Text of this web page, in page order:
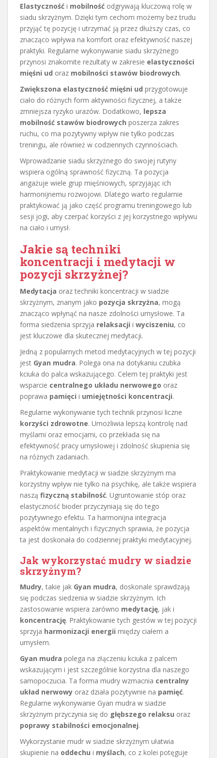
Elastyczność i mobilność odgrywają kluczową rolę w
siadu skrzyżnym. Dzięki tym cechom możemy bez trudu
przyjąć tę pozycję i utrzymać ją przez dłuższy czas, co
znacząco wpływa na komfort oraz efektywność naszej
praktyki. Regularne wykonywanie siadu skrzyżnego
przynosi znakomite rezultaty w zakresie elastyczności
mięśni ud oraz mobilności stawów biodrowych.
Zwiększona elastyczność mięśni ud przygotowuje
ciało do różnych form aktywności fizycznej, a także
zmniejsza ryzyko urazów. Dodatkowo, lepsza
mobilność stawów biodrowych poszerza zakres
ruchu, co ma pozytywny wpływ nie tylko podczas
treningu, ale również w codziennych czynnościach.
Wprowadzanie siadu skrzyżnego do swojej rutyny
wspiera ogólną sprawność fizyczną. Ta pozycja
angażuje wiele grup mięśniowych, sprzyjając ich
harmonijnemu rozwojowi. Dlatego warto regularnie
praktykować ją jako część programu treningowego lub
sesji jogi, aby czerpać korzyści z jej korzystnego wpływu
na ciało i umysł.
Jakie są techniki
koncentracji i medytacji w
pozycji skrzyżnej?
Medytacja oraz techniki koncentracji w siadzie
skrzyżnym, znanym jako pozycja skrzyżna, mogą
znacząco wpłynąć na nasze zdolności umysłowe. Ta
forma siedzenia sprzyja relaksacji i wyciszeniu, co
jest kluczowe dla skutecznej medytacji.
Jedną z popularnych metod medytacyjnych w tej pozycji
jest Gyan mudra. Polega ona na dotykaniu czubka
kciuka do palca wskazującego. Celem tej praktyki jest
wsparcie centralnego układu nerwowego oraz
poprawa pamięci i umiejętności koncentracji.
Regularne wykonywanie tych technik przynosi liczne
korzyści zdrowotne. Umożliwia lepszą kontrolę nad
myślami oraz emocjami, co przekłada się na
efektywność pracy umysłowej i zdolność skupienia się
na różnych zadaniach.
Praktykowanie medytacji w siadzie skrzyżnym ma
korzystny wpływ nie tylko na psychikę, ale także wspiera
naszą fizyczną stabilność. Ugruntowanie stóp oraz
elastyczność bioder przyczyniają się do tego
pozytywnego efektu. Ta harmonijna integracja
aspektów mentalnych i fizycznych sprawia, że pozycja
ta jest doskonała do codziennej praktyki medytacyjnej.
Jak wykorzystać mudry w siadzie
skrzyżnym?
Mudry, takie jak Gyan mudra, doskonale sprawdzają
się podczas siedzenia w siadzie skrzyżnym. Ich
zastosowanie wspiera zarówno medytację, jak i
koncentrację. Praktykowanie tych gestów w tej pozycji
sprzyja harmonizacji energii między ciałem a
umysłem.
Gyan mudra polega na złączeniu kciuka z palcem
wskazującym i jest szczególnie korzystna dla naszego
samopoczucia. Ta forma mudry wzmacnia centralny
układ nerwowy oraz działa pozytywnie na pamięć.
Regularne wykonywanie Gyan mudra w siadzie
skrzyżnym przyczynia się do głębszego relaksu oraz
poprawy stabilności emocjonalnej.
Wykorzystanie mudr w siadzie skrzyżnym ułatwia
skupienie na oddechu i myślach, co z kolei potęguje